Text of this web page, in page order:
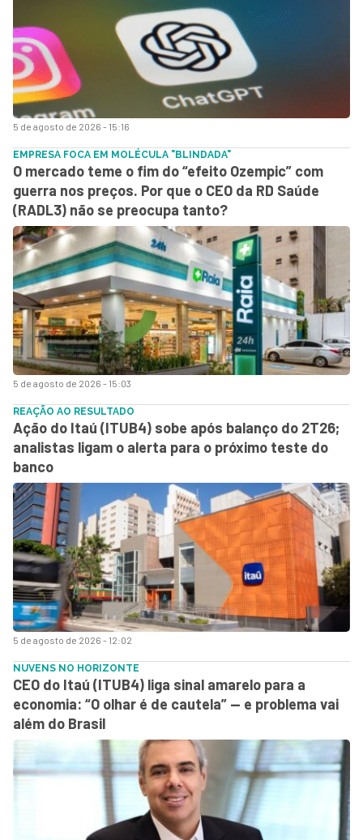
5 de agosto de 2026 - 15:16
5 de agosto de 2026 - 15:03
EMPRESA FOCA EM MOLÉCULA "BLINDADA"
O mercado teme o fim do “efeito Ozempic” com
guerra nos preços. Por que o CEO da RD Saúde
(RADL3) não se preocupa tanto?
5 de agosto de 2026 - 12:02
REAÇÃO AO RESULTADO
Ação do Itaú (ITUB4) sobe após balanço do 2T26;
analistas ligam o alerta para o próximo teste do
banco
NUVENS NO HORIZONTE
CEO do Itaú (ITUB4) liga sinal amarelo para a
economia: “O olhar é de cautela” — e problema vai
além do Brasil